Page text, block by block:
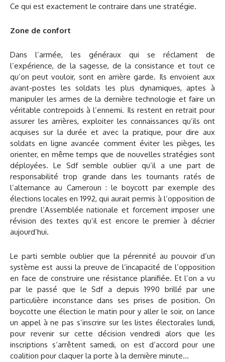
Ce qui est exactement le contraire dans une stratégie.
Zone de confort
Dans l’armée, les généraux qui se réclament de
l’expérience, de la sagesse, de la consistance et tout ce
qu’on peut vouloir, sont en arrière garde. Ils envoient aux
avant-postes les soldats les plus dynamiques, aptes à
manipuler les armes de la dernière technologie et faire un
véritable contrepoids à l’ennemi. Ils restent en retrait pour
assurer les arrières, exploiter les connaissances qu’ils ont
acquises sur la durée et avec la pratique, pour dire aux
soldats en ligne avancée comment éviter les pièges, les
orienter, en même temps que de nouvelles stratégies sont
déployées. Le Sdf semble oublier qu’il a une part de
responsabilité trop grande dans les tournants ratés de
l’alternance au Cameroun : le boycott par exemple des
élections locales en 1992, qui aurait permis à l’opposition de
prendre l’Assemblée nationale et forcement imposer une
révision des textes qu’il est encore le premier à décrier
aujourd’hui.
Le parti semble oublier que la pérennité au pouvoir d’un
système est aussi la preuve de l’incapacité de l’opposition
en face de construire une résistance planifiée. Et l’on a vu
par le passé que le Sdf a depuis 1990 brillé par une
particulière inconstance dans ses prises de position. On
boycotte une élection le matin pour y aller le soir, on lance
un appel à ne pas s’inscrire sur les listes électorales lundi,
pour revenir sur cette décision vendredi alors que les
inscriptions s’arrêtent samedi, on est d’accord pour une
coalition pour claquer la porte à la dernière minute…